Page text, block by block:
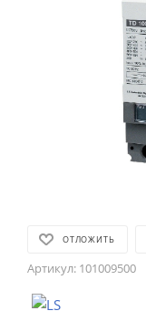
ОТЛОЖИТЬ
Артикул: 101009500